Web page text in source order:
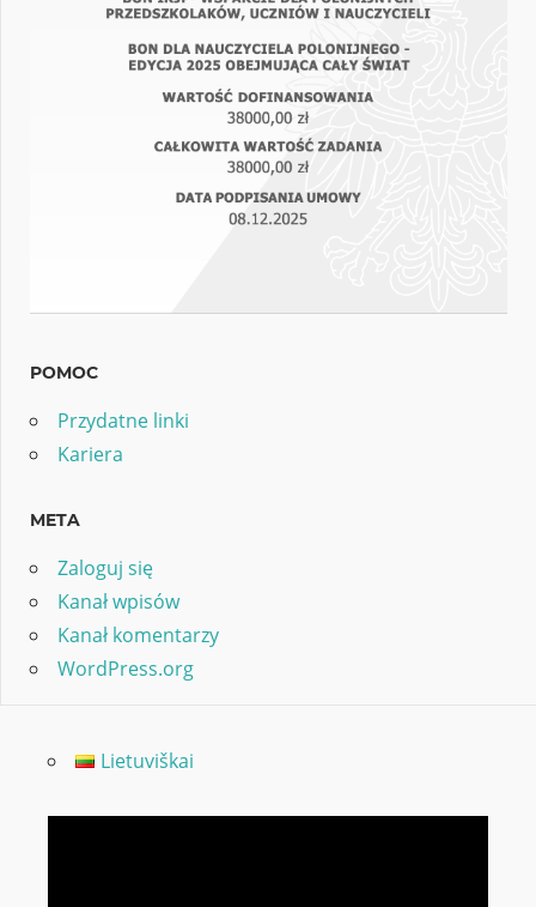
POMOC
Przydatne linki
Kariera
META
Zaloguj się
Kanał wpisów
Kanał komentarzy
WordPress.org
Lietuviškai